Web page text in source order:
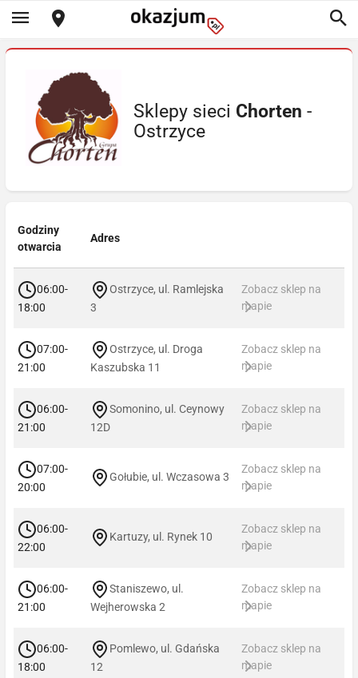
Sklepy sieci Chorten -
Ostrzyce
Godziny
otwarcia
Adres
06:00-
18:00
Ostrzyce, ul. Ramlejska
3
Zobacz sklep na
mapie
07:00-
21:00
Ostrzyce, ul. Droga
Kaszubska 11
Zobacz sklep na
mapie
06:00-
21:00
Somonino, ul. Ceynowy
12D
Zobacz sklep na
mapie
07:00-
20:00
Gołubie, ul. Wczasowa 3
Zobacz sklep na
mapie
06:00-
22:00
Kartuzy, ul. Rynek 10
Zobacz sklep na
mapie
06:00-
21:00
Staniszewo, ul.
Wejherowska 2
Zobacz sklep na
mapie
06:00-
18:00
Pomlewo, ul. Gdańska
12
Zobacz sklep na
mapie